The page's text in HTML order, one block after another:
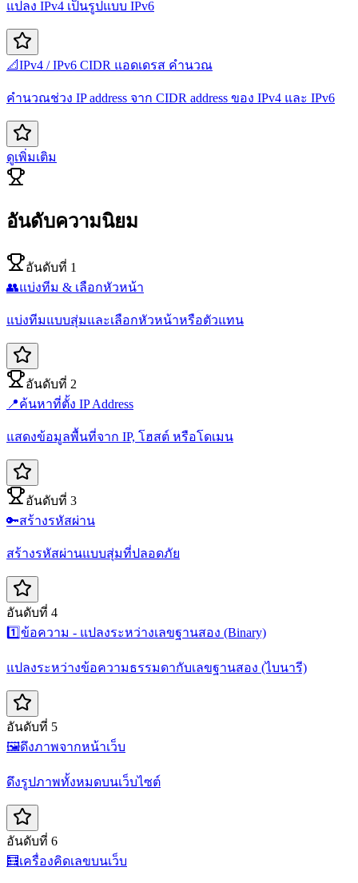
แปลง IPv4 เป็นรูปแบบ IPv6
📐IPv4 / IPv6 CIDR แอดเดรส คำนวณ
คำนวณช่วง IP address จาก CIDR address ของ IPv4 และ IPv6
ดูเพิ่มเติม
อันดับความนิยม
อันดับที่ 1
👥แบ่งทีม & เลือกหัวหน้า
แบ่งทีมแบบสุ่มและเลือกหัวหน้าหรือตัวแทน
อันดับที่ 2
📍ค้นหาที่ตั้ง IP Address
แสดงข้อมูลพื้นที่จาก IP, โฮสต์ หรือโดเมน
อันดับที่ 3
🔑สร้างรหัสผ่าน
สร้างรหัสผ่านแบบสุ่มที่ปลอดภัย
อันดับที่ 4
1️⃣ข้อความ - แปลงระหว่างเลขฐานสอง (Binary)
แปลงระหว่างข้อความธรรมดากับเลขฐานสอง (ไบนารี)
อันดับที่ 5
🖼️ดึงภาพจากหน้าเว็บ
ดึงรูปภาพทั้งหมดบนเว็บไซต์
อันดับที่ 6
🧮เครื่องคิดเลขบนเว็บ